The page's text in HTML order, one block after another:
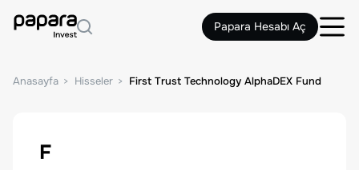
Papara Hesabı Aç
Anasayfa Hisseler First Trust Technology AlphaDEX Fund
F